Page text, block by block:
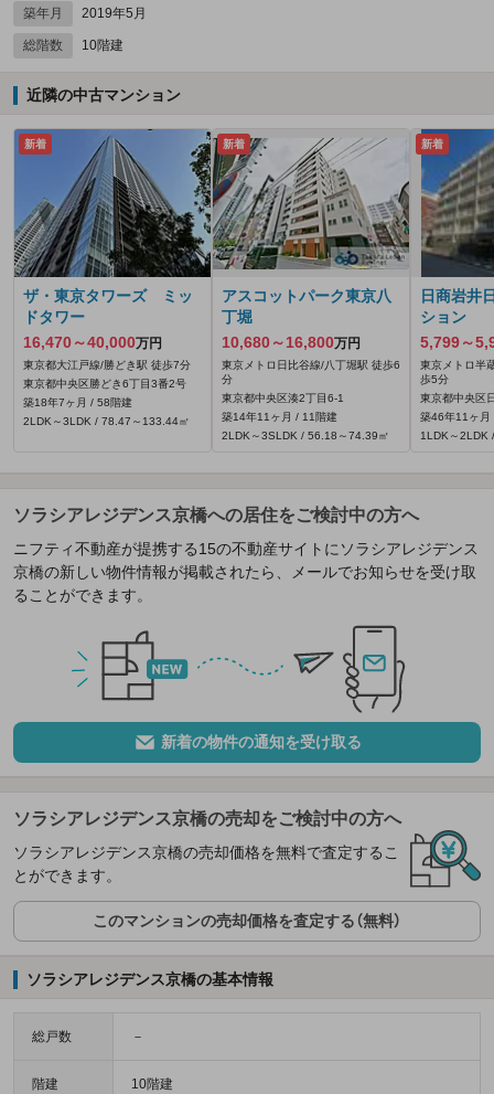
築年月
2019年5月
総階数 10階建
近隣の中古マンション
新着
ザ・東京タワーズ ミッ
ドタワー
16,470～40,000万円
東京都大江戸線/勝どき駅 徒歩7分
東京都中央区勝どき6丁目3番2号
築18年7ヶ月 / 58階建
2LDK～3LDK / 78.47～133.44㎡
新着
アスコットパーク東京八
丁堀
10,680～16,800万円
東京メトロ日比谷線/八丁堀駅 徒歩6
分
東京都中央区湊2丁目6-1
築14年11ヶ月 / 11階建
2LDK～3SLDK / 56.18～74.39㎡
新着
日商岩井
ション
5,799～
東京メトロ半
歩5分
東京都中央区
築46年11ヶ月
1LDK～2LDK
ソラシアレジデンス京橋への居住をご検討中の方へ
ニフティ不動産が提携する15の不動産サイトにソラシアレジデンス
京橋の新しい物件情報が掲載されたら、メールでお知らせを受け取
ることができます。
新着の物件の通知を受け取る
ソラシアレジデンス京橋の売却をご検討中の方へ
ソラシアレジデンス京橋の売却価格を無料で査定するこ
とができます。
このマンションの売却価格を査定する（無料）
ソラシアレジデンス京橋の基本情報
総戸数 －
階建 10階建